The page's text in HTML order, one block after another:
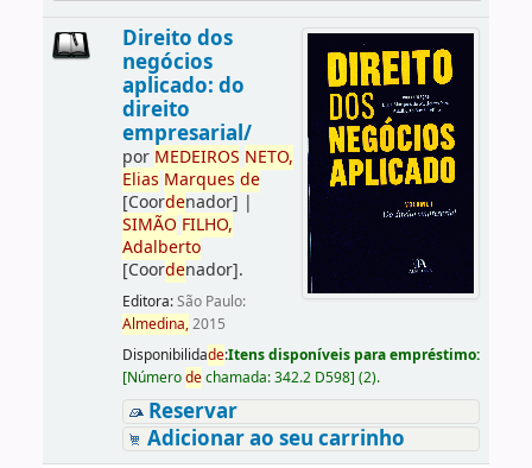
Direito dos
negócios
aplicado: do
direito
empresarial/
por MEDEIROS NETO,
Elias Marques de
[Coordenador] |
SIMÃO FILHO,
Adalberto
[Coordenador].
Editora:São Paulo:
Almedina,2015
Disponibilidade:Itens disponíveis para empréstimo:
[Númerodechamada:342.2 D598] (2).
Reservar
Adicionar ao seu carrinho